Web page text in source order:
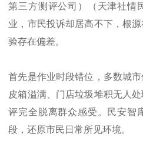
第三方测评公司）（天津社情
业，市民投诉却居高不下，根
验存在偏差。
首先是作业时段错位，多数城
皮箱溢满、门店垃圾堆积无人
评完全脱离群众感受。民安智
段，还原市民日常所见环境。